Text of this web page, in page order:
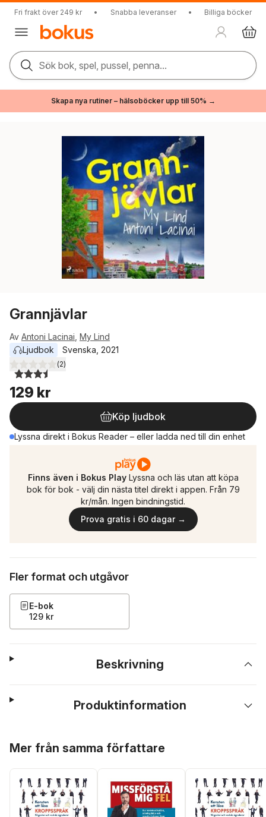
Fri frakt över 249 kr • Snabba leveranser • Billiga böcker
Sök bok, spel, pussel, penna...
Skapa nya rutiner – hälsoböcker upp till 50% →
Grannjävlar
Av Antoni Lacinai My Lind
Ljudbok
Svenska 2021
3,5utav 5 stjärnor. Totalt antal röster:
(2)
129 kr
Köp ljudbok
Lyssna direkt i Bokus Reader – eller ladda ned till din enhet
Finns även i Bokus Play Lyssna och läs utan att köpa
bok för bok - välj din nästa titel direkt i appen. Från 79
kr/mån. Ingen bindningstid.
Prova gratis i 60 dagar →
Fler format och utgåvor
E-bok
129 kr
Beskrivning
Produktinformation
Mer från samma författare